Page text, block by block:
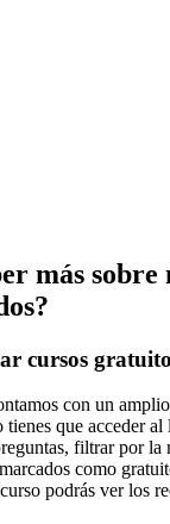
más sobre
cursos
con un
que acceder al
filtrar por
como
podrás ver los